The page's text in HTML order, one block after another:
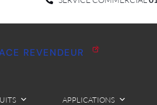
REVENDEUR
APPLICATIONS